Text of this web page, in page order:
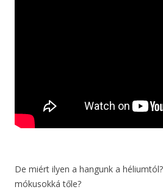
De miért ilyen a hangunk a
mókusokká tőle?